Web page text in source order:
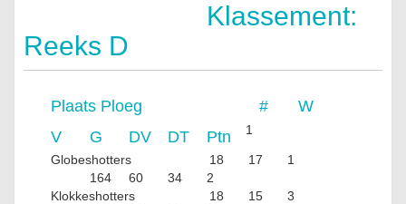
Klassement:
Reeks D
Plaats Ploeg #
W
V
G DV DT Ptn 1
Globeshotters 18 17
1
164
60 34
2
Klokkeshotters
18 15
3